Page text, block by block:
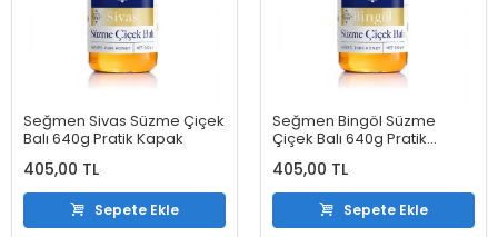
Seğmen Sivas Süzme Çiçek
Balı 640g Pratik Kapak
405,00 TL
Sepete Ekle
Seğmen Bingöl Süzme
Çiçek Balı 640g Pratik
405,00 TL
Sepete Ekle